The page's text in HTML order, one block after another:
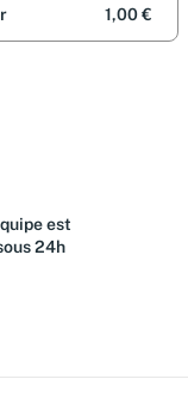
1,00 €
est
24h